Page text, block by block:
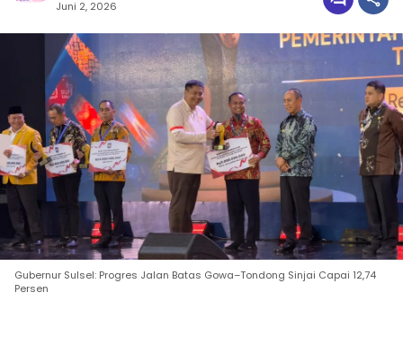
Juni 2, 2026
Gubernur Sulsel: Progres Jalan Batas Gowa–Tondong Sinjai Capai 12,74
Persen